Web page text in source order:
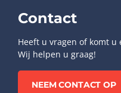
Contact
Heeft u vragen of komt
Wij helpen u graag!
NEEM CONTACT OP